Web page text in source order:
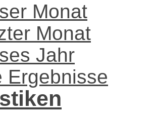
Monat
Monat
Jahr
Ergebnisse